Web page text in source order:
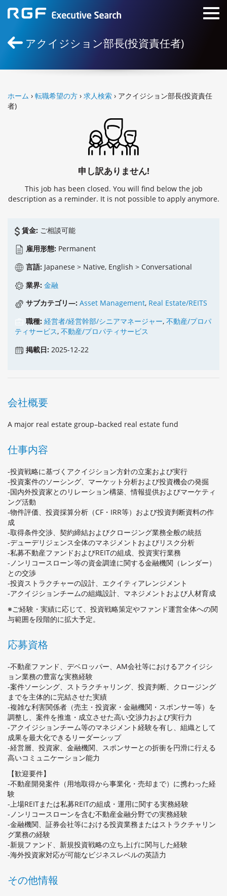
アクイジション部長(投資責任者)
ホーム › 転職希望の方 › 求人検索 › アクイジション部長(投資責任
者)
申し訳ありません!
This job has been closed. You will find below the job
description as a reminder. It is not possible to apply anymore.
賃金: ご相談可能
雇用形態: Permanent
言語: Japanese > Native, English > Conversational
業界:金融
サブカテゴリ―:Asset Management, Real Estate/REITS
職種:経営者/経営幹部/シニアマネージャー,不動産/プロパ
ティサービス, 不動産/プロパティサービス
掲載日:2025-12-22
会社概要
A major real estate group–backed real estate fund
仕事内容
-投資戦略に基づくアクイジション方針の立案および実行
-投資案件のソーシング、マーケット分析および投資機会の発掘
-国内外投資家とのリレーション構築、情報提供およびマーケティ
ング活動
-物件評価、投資採算分析（CF・IRR等）および投資判断資料の作
成
-取得条件交渉、契約締結およびクロージング業務全般の統括
-デューデリジェンス全体のマネジメントおよびリスク分析
-私募不動産ファンドおよびREITの組成、投資実行業務
-ノンリコースローン等の資金調達に関する金融機関（レンダー）
との交渉
-投資ストラクチャーの設計、エクイティアレンジメント
-アクイジションチームの組織設計、マネジメントおよび人材育成
※ご経験・実績に応じて、投資戦略策定やファンド運営全体への関
与範囲を段階的に拡大予定。
応募資格
-不動産ファンド、デベロッパー、AM会社等におけるアクイジシ
ョン業務の豊富な実務経験
-案件ソーシング、ストラクチャリング、投資判断、クロージング
までを主体的に完結させた実績
-複雑な利害関係者（売主・投資家・金融機関・スポンサー等）を
調整し、案件を推進・成立させた高い交渉力および実行力
-アクイジションチーム等のマネジメント経験を有し、組織として
成果を最大化できるリーダーシップ
-経営層、投資家、金融機関、スポンサーとの折衝を円滑に行える
高いコミュニケーション能力
【歓迎要件】
-不動産開発案件（用地取得から事業化・売却まで）に携わった経
験
-上場REITまたは私募REITの組成・運用に関する実務経験
-ノンリコースローンを含む不動産金融分野での実務経験
-金融機関、証券会社等における投資業務またはストラクチャリン
グ業務の経験
-新規ファンド、新規投資戦略の立ち上げに関与した経験
-海外投資家対応が可能なビジネスレベルの英語力
その他情報